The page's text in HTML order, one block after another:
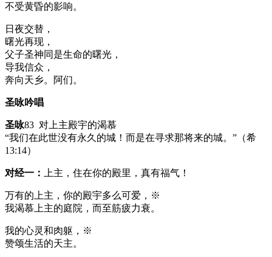
不受黄昏的影响。
日夜交替，
曙光再现，
父子圣神同是生命的曙光，
导我信众，
奔向天乡。阿们。
圣咏吟唱
圣咏83 对上主殿宇的渴慕
“我们在此世没有永久的城！而是在寻求那将来的城。”（希
13:14）
对经一： 上主，住在你的殿里，真有福气！
万有的上主，你的殿宇多么可爱，※
我渴慕上主的庭院，而至筋疲力衰。
我的心灵和肉躯，※
赞颂生活的天主。